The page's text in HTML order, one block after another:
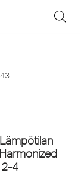
2-4